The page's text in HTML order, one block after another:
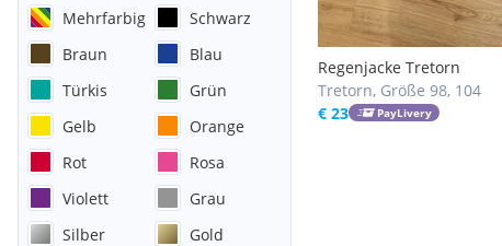
Mehrfarbig
Schwarz
Braun
Blau
Türkis
Grün
Gelb
Orange
Rot
Rosa
Violett
Grau
Silber
Gold
Regenjacke Tretorn
Tretorn, Größe 98, 104
€ 23
PayLivery